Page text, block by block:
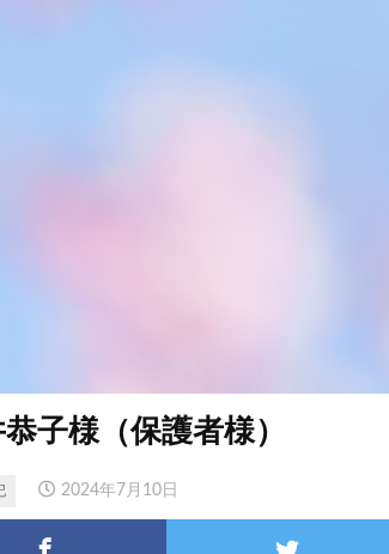
子様（保護者様）
2024年7月10日